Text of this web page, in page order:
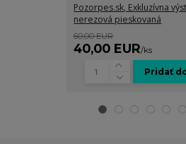
Pozorpes.sk, Exkluzívna
nerezová pieskovaná
60,00 EUR
40,00 EUR/ks
Pridať